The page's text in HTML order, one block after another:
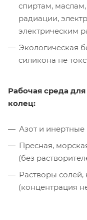
спиртам, маслам,
радиации,
электрическим
Экологическая
силикона не
Рабочая среда
колец:
Азот и инертные
Пресная,
(без
Растворы
(концентрация